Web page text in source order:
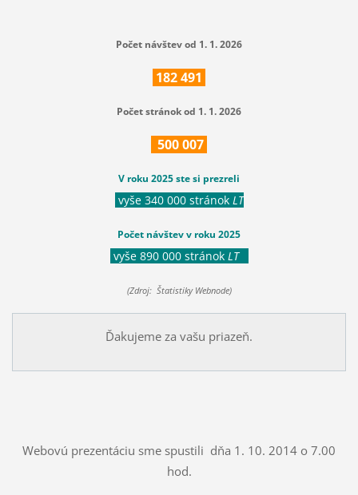
Počet návštev od 1. 1. 2026
182491
Počet stránok od 1. 1. 2026
500007
V roku 2025 ste si prezreli
vyše 340 000 stránok LT
Počet návštev v roku 2025
vyše 890 000 stránok LT
(Zdroj: Štatistiky Webnode)
Ďakujeme za vašu priazeň.
Webovú prezentáciu sme spustili dňa 1. 10. 2014 o 7.00
hod.